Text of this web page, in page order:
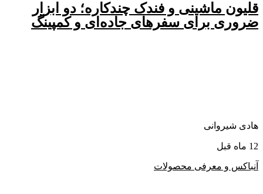
قلیون ماشینی و فندک چندکاره؛ دو ابزار
ضروری برای سفرهای جاده‌ای و کمپینگ
هادی شیروانی
12 ماه قبل
آنباکس و معرفی محصولات